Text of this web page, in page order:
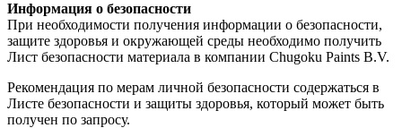
Информация о безопасности
При необходимости получения информации о безопасности,
защите здоровья и окружающей среды необходимо получить
Лист безопасности материала в компании Chugoku Paints B.V.
Рекомендация по мерам личной безопасности содержаться в
Листе безопасности и защиты здоровья, который может быть
получен по запросу.